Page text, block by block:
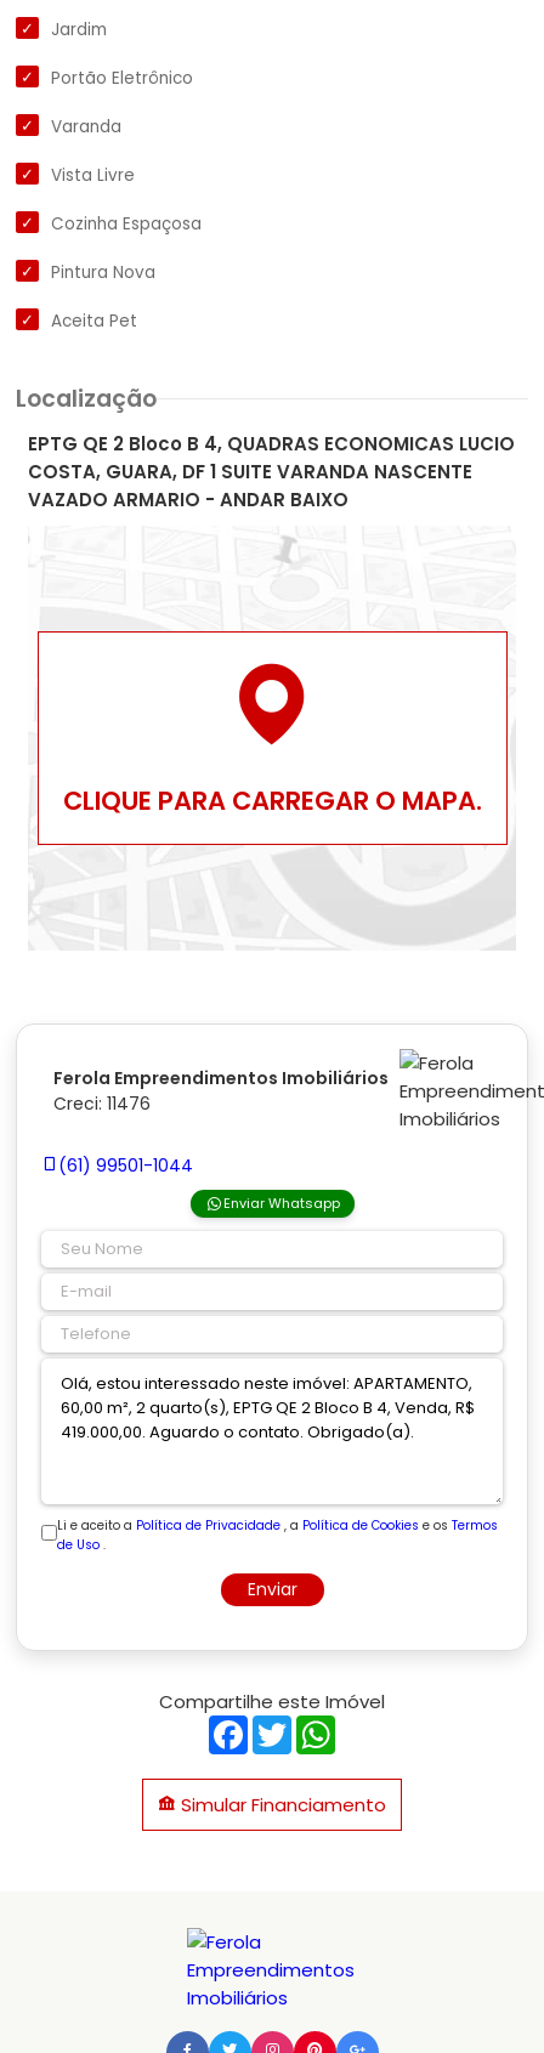
Jardim
Portão Eletrônico
Varanda
Vista Livre
Cozinha Espaçosa
Pintura Nova
Aceita Pet
Localização
EPTG QE 2 Bloco B 4, QUADRAS ECONOMICAS LUCIO
COSTA, GUARA, DF 1 SUITE VARANDA NASCENTE
VAZADO ARMARIO - ANDAR BAIXO
CLIQUE PARA CARREGAR O MAPA.
Ferola Empreendimentos Imobiliários
Creci: 11476
(61) 99501-1044
Enviar Whatsapp
Li e aceito a Política de Privacidade , a Política de Cookies e os Termos
de Uso .
Enviar
Compartilhe este Imóvel
Facebook
Twitter
Simular Financiamento